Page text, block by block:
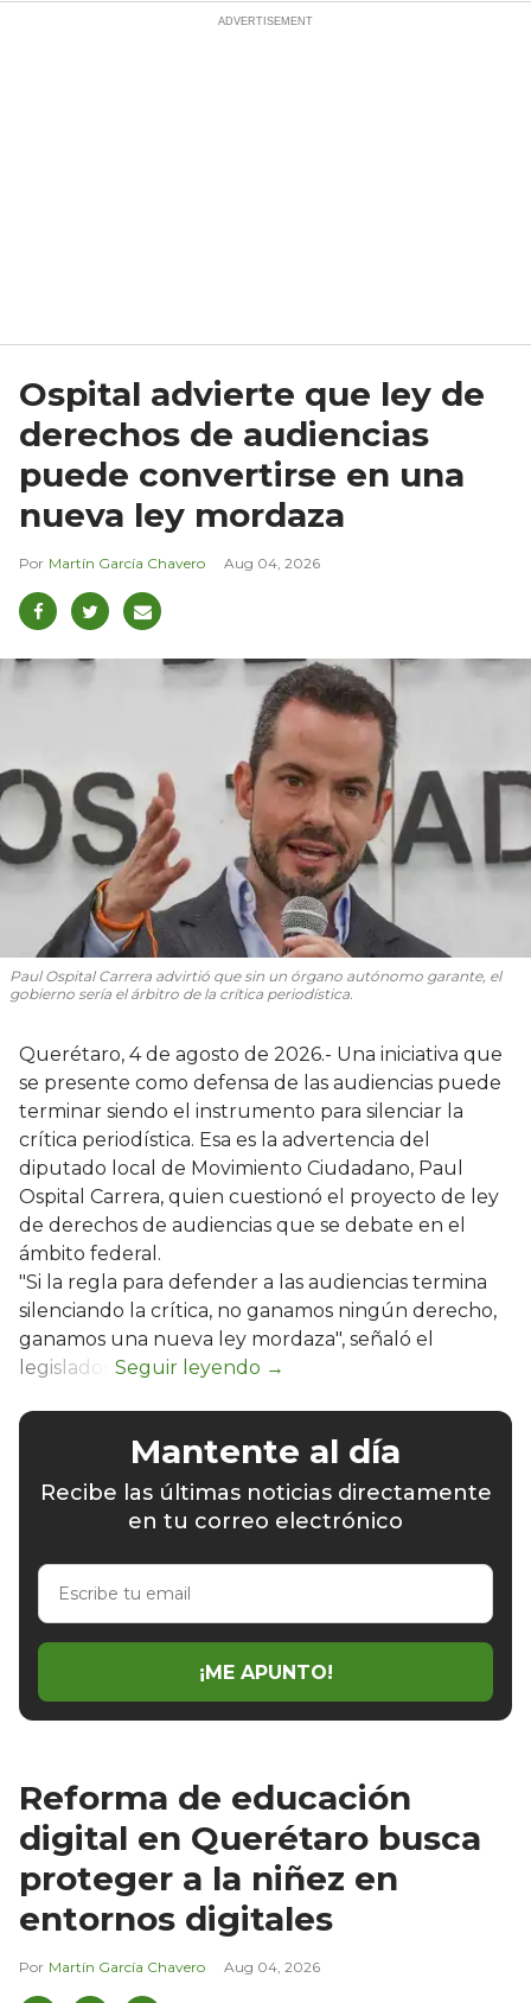
Ospital advierte que ley de
derechos de audiencias
puede convertirse en una
nueva ley mordaza
Martín García Chavero Aug 04, 2026
Paul Ospital Carrera advirtió que sin un órgano autónomo garante, el
gobierno sería el árbitro de la crítica periodística.
Querétaro, 4 de agosto de 2026.- Una iniciativa que
se presente como defensa de las audiencias puede
terminar siendo el instrumento para silenciar la
crítica periodística. Esa es la advertencia del
diputado local de Movimiento Ciudadano, Paul
Ospital Carrera, quien cuestionó el proyecto de ley
de derechos de audiencias que se debate en el
ámbito federal.
"Si la regla para defender a las audiencias termina
silenciando la crítica, no ganamos ningún derecho,
ganamos una nueva ley mordaza", señaló el
legislador.
Mantente al día
Recibe las últimas noticias directamente
en tu correo electrónico
Escribe
email
¡ME APUNTO!
Reforma de educación
digital en Querétaro busca
proteger a la niñez en
entornos digitales
Martín García Chavero Aug 04, 2026